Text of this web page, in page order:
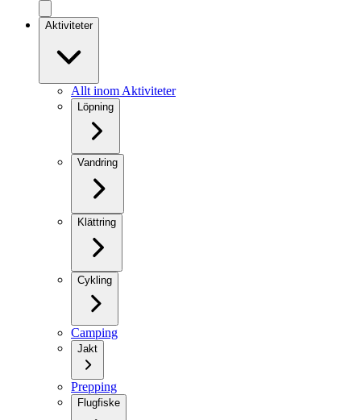
Aktiviteter
Allt inom Aktiviteter
Löpning
Vandring
Klättring
Cykling
Camping
Jakt
Prepping
Flugfiske